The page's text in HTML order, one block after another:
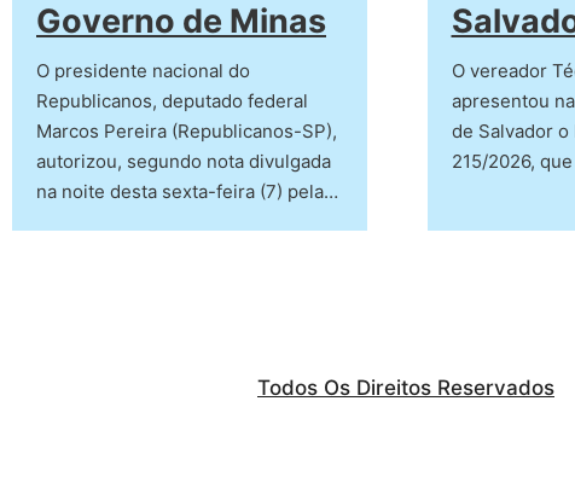
Governo de Minas
O presidente nacional do
Republicanos, deputado federal
Marcos Pereira (Republicanos-SP),
autorizou, segundo nota divulgada
na noite desta sexta-feira (7) pela…
O vereador
apresentou
de Salvador o
215/2026,
Todos Os Direitos Reservados